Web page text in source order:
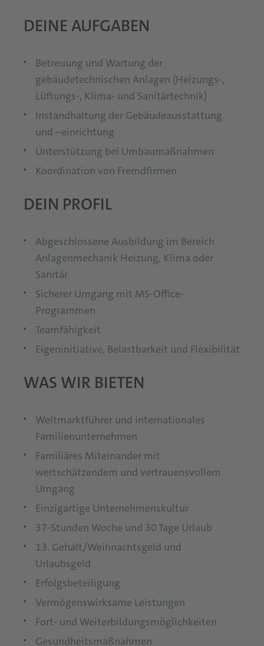
DEINE AUFGABEN
Betreuung und Wartung der
gebäudetechnischen Anlagen (Heizungs-,
Lüftungs-, Klima- und Sanitärtechnik)
Instandhaltung der Gebäudeausstattung
und –einrichtung
Unterstützung bei Umbaumaßnahmen
Koordination von Fremdfirmen
DEIN PROFIL
Abgeschlossene Ausbildung im Bereich
Anlagenmechanik Heizung, Klima oder
Sanitär
Sicherer Umgang mit MS-Office-
Programmen
Teamfähigkeit
Eigeninitiative, Belastbarkeit und Flexibilität
WAS WIR BIETEN
Weltmarktführer und internationales
Familienunternehmen
Familiäres Miteinander mit
wertschätzendem und vertrauensvollem
Umgang
Einzigartige Unternehmenskultur
37-Stunden Woche und 30 Tage Urlaub
13. Gehalt/Weihnachtsgeld und
Urlaubsgeld
Erfolgsbeteiligung
Vermögenswirksame Leistungen
Fort- und Weiterbildungsmöglichkeiten
Gesundheitsmaßnahmen